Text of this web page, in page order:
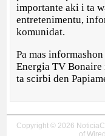
importante aki i ta
entretenimentu,
komunidat.
Pa mas
Energia TV Bonaire
ta scirbi den
Copyright © 2026
of